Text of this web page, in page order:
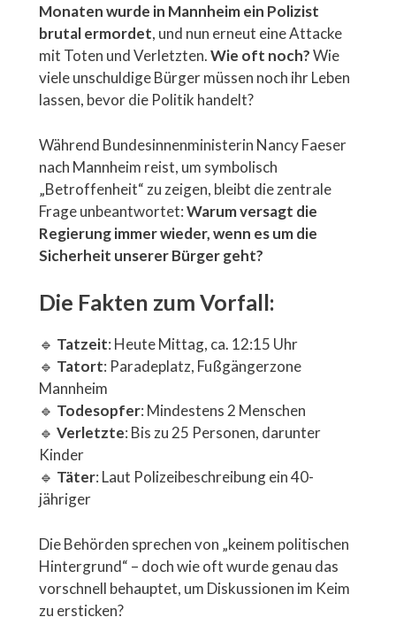
Monaten wurde in Mannheim ein Polizist
brutal ermordet, und nun erneut eine Attacke
mit Toten und Verletzten.Wie oft noch?Wie
viele unschuldige Bürger müssen noch ihr Leben
lassen, bevor die Politik handelt?
Während Bundesinnenministerin Nancy Faeser
nach Mannheim reist, um symbolisch
„Betroffenheit“ zu zeigen, bleibt die zentrale
Frage unbeantwortet:Warum versagt die
Regierung immer wieder, wenn es um die
Sicherheit unserer Bürger geht?
Die Fakten zum Vorfall:
🔹 Tatzeit: Heute Mittag, ca. 12:15 Uhr
🔹 Tatort: Paradeplatz, Fußgängerzone
Mannheim
🔹 Todesopfer: Mindestens 2 Menschen
🔹Verletzte: Bis zu 25 Personen, darunter
Kinder
🔹 Täter: Laut Polizeibeschreibung ein 40-
jähriger
Die Behörden sprechen von „keinem politischen
Hintergrund“ – doch wie oft wurde genau das
vorschnell behauptet, um Diskussionen im Keim
zu ersticken?